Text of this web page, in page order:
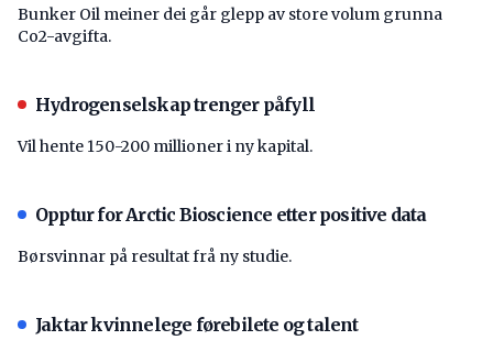
Bunker Oil meiner dei går glepp av store volum grunna
Co2-avgifta.
Hydrogenselskap trenger påfyll
Vil hente 150-200 millioner i ny kapital.
Opptur for Arctic Bioscience etter positive data
Børsvinnar på resultat frå ny studie.
Jaktar kvinnelege førebilete og talent